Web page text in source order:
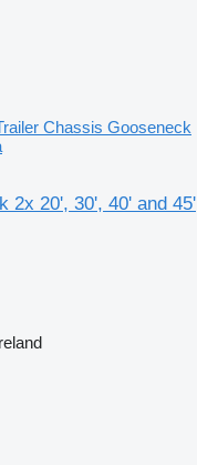
Chassis Gooseneck
2x 20', 30', 40' and 45'